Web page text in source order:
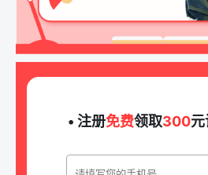
• 注册免费领取300元